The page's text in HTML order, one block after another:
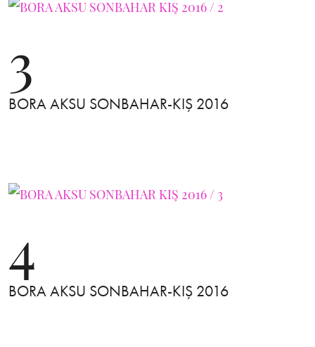
3
BORA AKSU SONBAHAR-KIŞ 2016
4
BORA AKSU SONBAHAR-KIŞ 2016